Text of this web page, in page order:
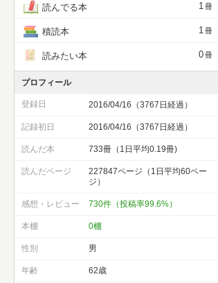
読んでる本 1冊
積読本 1冊
読みたい本 0冊
プロフィール
登録日 2016/04/16（3767日経過）
記録初日 2016/04/16（3767日経過）
読んだ本 733冊（1日平均0.19冊)
読んだページ
227847ページ（1日平均60ペー
ジ）
感想・レビュー 730件（投稿率99.6%）
本棚 0棚
性別 男
年齢 62歳